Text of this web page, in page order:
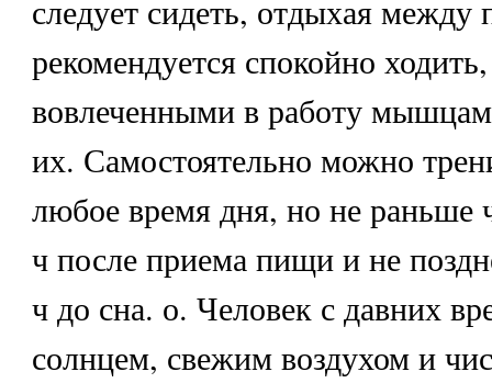
следует сидеть, отдыхая между
рекомендуется спокойно
вовлеченными в работу
их. Самостоятельно можно
любое время дня, но не раньше
ч после приема пищи и не
ч до сна. о. Человек с давних
солнцем, свежим воздухом и